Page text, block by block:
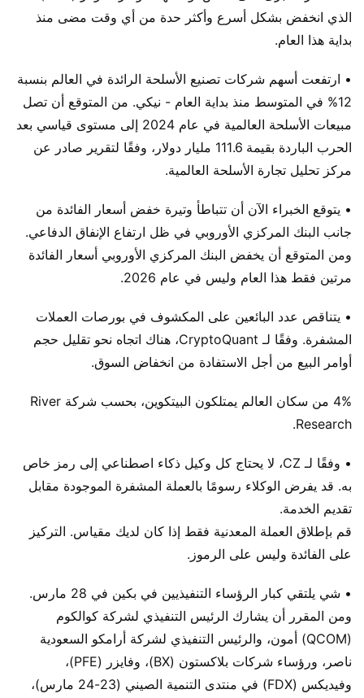
الذي انخفض بشكل أسرع وأكثر حدة من أي وقت مضى منذ
بداية هذا العام.
• ارتفعت أسهم شركات تصنيع الأسلحة الرائدة في العالم بنسبة
12% في المتوسط ​​منذ بداية العام - نيكي. من المتوقع أن تصل
مبيعات الأسلحة العالمية في عام 2024 إلى مستوى قياسي بعد
الحرب الباردة بقيمة 111.6 مليار دولار، وفقًا لتقرير صادر عن
مركز تحليل تجارة الأسلحة العالمية.
• يتوقع الخبراء الآن أن تتباطأ وتيرة خفض أسعار الفائدة من
جانب البنك المركزي الأوروبي في ظل ارتفاع الإنفاق الدفاعي.
ومن المتوقع أن يخفض البنك المركزي الأوروبي أسعار الفائدة
مرتين فقط هذا العام وليس في عام 2026.
• يتناقص عدد البائعين على المكشوف في بورصات العملات
المشفرة. وفقًا لـ CryptoQuant، هناك اتجاه نحو تقليل حجم
أوامر البيع من أجل الاستفادة من انخفاض السوق.
4% من سكان العالم يمتلكون البيتكوين، بحسب شركة River
Research.
• وفقًا لـ CZ، لا يحتاج كل وكيل ذكاء اصطناعي إلى رمز خاص
به. قد يفرض الوكلاء رسومًا بالعملة المشفرة الموجودة مقابل
تقديم الخدمة.
قم بإطلاق العملة المعدنية فقط إذا كان لديك مقياس. التركيز
على الفائدة وليس على الرموز.
• شي يلتقي كبار الرؤساء التنفيذيين في بكين في 28 مارس.
ومن المقرر أن يشارك الرئيس التنفيذي لشركة كوالكوم
(QCOM) أمون، والرئيس التنفيذي لشركة أرامكو السعودية
ناصر، ورؤساء شركات بلاكستون (BX)، وفايزر (PFE)،
وفيديكس (FDX) في منتدى التنمية الصيني (23-24 مارس)،